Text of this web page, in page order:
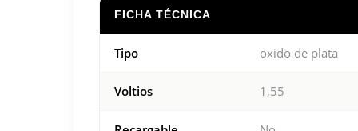
FICHA TÉCNICA
Tipo oxido de plata
Voltios 1,55